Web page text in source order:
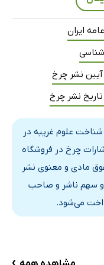
ایران
نشر چرخ
نشر چرخ
علوم غریبه در
چرخ در فروشگاه
مادی و معنوی نشر
و سهم ناشر و صاحب
می‌شود.
›